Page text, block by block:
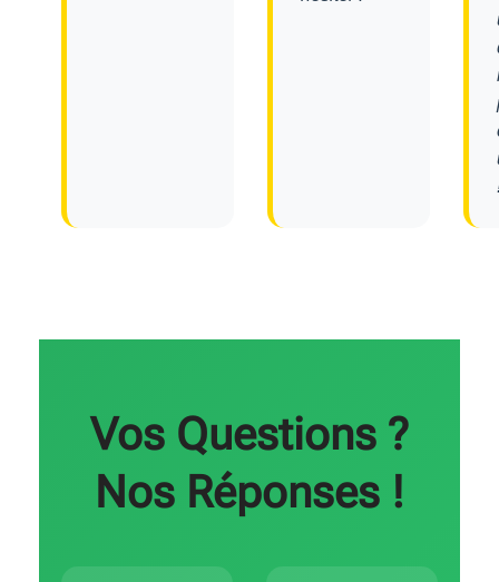
Vos Questions ?
Nos Réponses !